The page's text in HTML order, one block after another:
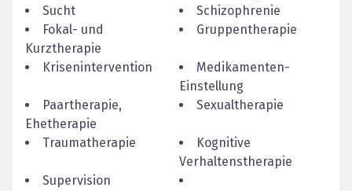
Sucht
Schizophrenie
Fokal- und
Kurztherapie
Gruppentherapie
Krisenintervention
Medikamenten-
Einstellung
Paartherapie,
Ehetherapie
Sexualtherapie
Traumatherapie
Kognitive
Verhaltenstherapie
Supervision